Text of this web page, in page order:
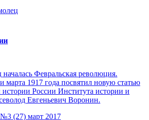
началась Февральская революция.
марта 1917 года посвятил новую статью
России Института истории и
Евгеньевич Воронин.
(27) март 2017